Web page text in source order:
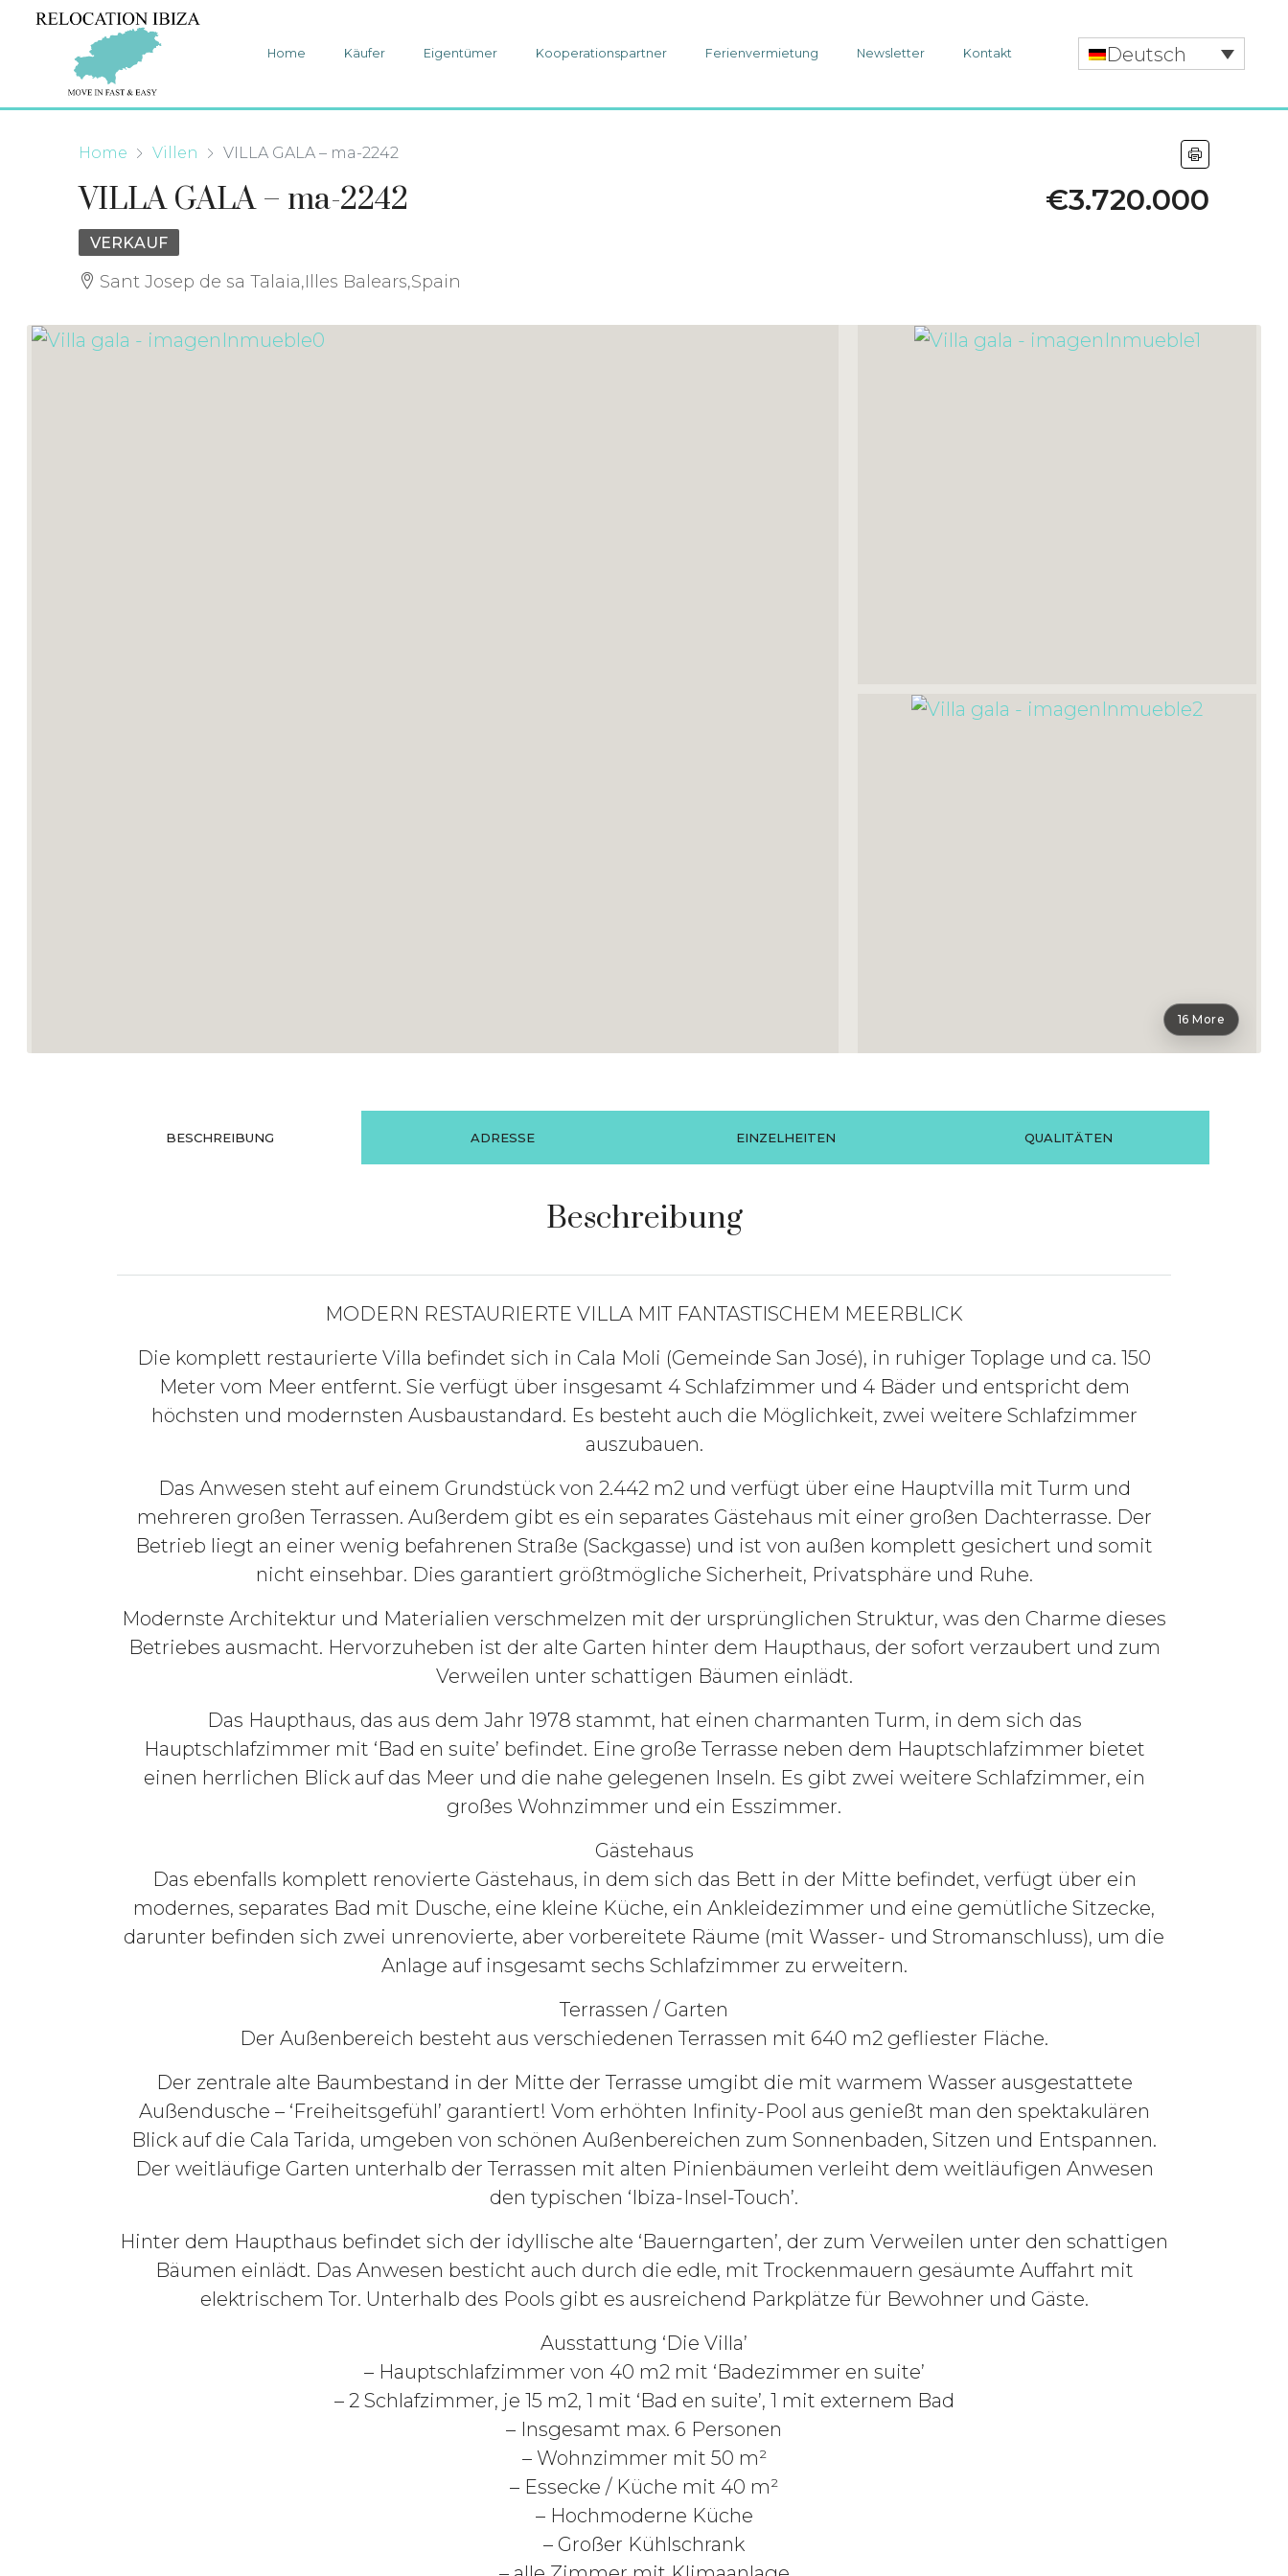
Home Käufer Eigentümer Kooperationspartner Ferienvermietung Newsletter Kontakt Deutsch
Home Villen VILLA GALA – ma-2242
VILLA GALA – ma-2242 €3.720.000
VERKAUF
Sant Josep de sa Talaia,Illes Balears,Spain
16 More
BESCHREIBUNG ADRESSE EINZELHEITEN QUALITÄTEN
Beschreibung
MODERN RESTAURIERTE VILLA MIT FANTASTISCHEM MEERBLICK
Die komplett restaurierte Villa befindet sich in Cala Moli (Gemeinde San José), in ruhiger Toplage und ca. 150
Meter vom Meer entfernt. Sie verfügt über insgesamt 4 Schlafzimmer und 4 Bäder und entspricht dem
höchsten und modernsten Ausbaustandard. Es besteht auch die Möglichkeit, zwei weitere Schlafzimmer
auszubauen.
Das Anwesen steht auf einem Grundstück von 2.442 m2 und verfügt über eine Hauptvilla mit Turm und
mehreren großen Terrassen. Außerdem gibt es ein separates Gästehaus mit einer großen Dachterrasse. Der
Betrieb liegt an einer wenig befahrenen Straße (Sackgasse) und ist von außen komplett gesichert und somit
nicht einsehbar. Dies garantiert größtmögliche Sicherheit, Privatsphäre und Ruhe.
Modernste Architektur und Materialien verschmelzen mit der ursprünglichen Struktur, was den Charme dieses
Betriebes ausmacht. Hervorzuheben ist der alte Garten hinter dem Haupthaus, der sofort verzaubert und zum
Verweilen unter schattigen Bäumen einlädt.
Das Haupthaus, das aus dem Jahr 1978 stammt, hat einen charmanten Turm, in dem sich das
Hauptschlafzimmer mit ‘Bad en suite’ befindet. Eine große Terrasse neben dem Hauptschlafzimmer bietet
einen herrlichen Blick auf das Meer und die nahe gelegenen Inseln. Es gibt zwei weitere Schlafzimmer, ein
großes Wohnzimmer und ein Esszimmer.
Gästehaus
Das ebenfalls komplett renovierte Gästehaus, in dem sich das Bett in der Mitte befindet, verfügt über ein
modernes, separates Bad mit Dusche, eine kleine Küche, ein Ankleidezimmer und eine gemütliche Sitzecke,
darunter befinden sich zwei unrenovierte, aber vorbereitete Räume (mit Wasser- und Stromanschluss), um die
Anlage auf insgesamt sechs Schlafzimmer zu erweitern.
Terrassen / Garten
Der Außenbereich besteht aus verschiedenen Terrassen mit 640 m2 gefliester Fläche.
Der zentrale alte Baumbestand in der Mitte der Terrasse umgibt die mit warmem Wasser ausgestattete
Außendusche – ‘Freiheitsgefühl’ garantiert! Vom erhöhten Infinity-Pool aus genießt man den spektakulären
Blick auf die Cala Tarida, umgeben von schönen Außenbereichen zum Sonnenbaden, Sitzen und Entspannen.
Der weitläufige Garten unterhalb der Terrassen mit alten Pinienbäumen verleiht dem weitläufigen Anwesen
den typischen ‘Ibiza-Insel-Touch’.
Hinter dem Haupthaus befindet sich der idyllische alte ‘Bauerngarten’, der zum Verweilen unter den schattigen
Bäumen einlädt. Das Anwesen besticht auch durch die edle, mit Trockenmauern gesäumte Auffahrt mit
elektrischem Tor. Unterhalb des Pools gibt es ausreichend Parkplätze für Bewohner und Gäste.
Ausstattung ‘Die Villa’
– Hauptschlafzimmer von 40 m2 mit ‘Badezimmer en suite’
– 2 Schlafzimmer, je 15 m2, 1 mit ‘Bad en suite’, 1 mit externem Bad
– Insgesamt max. 6 Personen
– Wohnzimmer mit 50 m²
– Essecke / Küche mit 40 m²
– Hochmoderne Küche
– Großer Kühlschrank